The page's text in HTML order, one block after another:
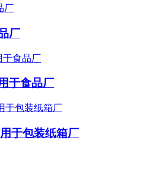
厂
于食品厂
于包装纸箱厂